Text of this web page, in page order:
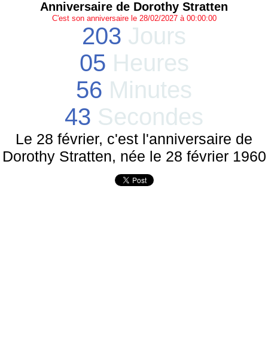
Anniversaire de Dorothy Stratten
C'est son anniversaire le 28/02/2027 à 00:00:00
203 Jours
05 Heures
56 Minutes
43 Secondes
Le 28 février, c'est l'anniversaire de
Dorothy Stratten, née le 28 février 1960